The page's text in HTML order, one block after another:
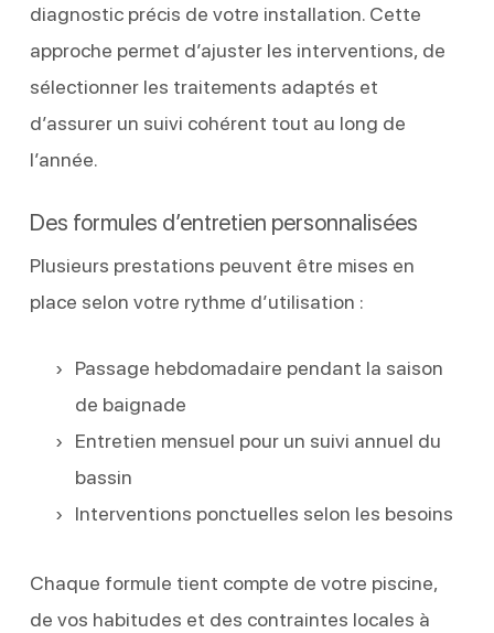
diagnostic précis de votre installation. Cette
approche permet d’ajuster les interventions, de
sélectionner les traitements adaptés et
d’assurer un suivi cohérent tout au long de
l’année.
Des formules d’entretien personnalisées
Plusieurs prestations peuvent être mises en
place selon votre rythme d’utilisation :
Passage hebdomadaire pendant la saison
de baignade
Entretien mensuel pour un suivi annuel du
bassin
Interventions ponctuelles selon les besoins
Chaque formule tient compte de votre piscine,
de vos habitudes et des contraintes locales à